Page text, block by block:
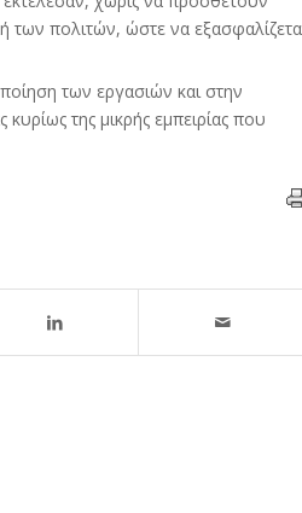
των πολιτών, ώστε να
των εργασιών και στην
της μικρής εμπειρίας που